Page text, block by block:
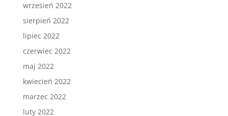
wrzesień 2022
sierpień 2022
lipiec 2022
czerwiec 2022
maj 2022
kwiecień 2022
marzec 2022
luty 2022